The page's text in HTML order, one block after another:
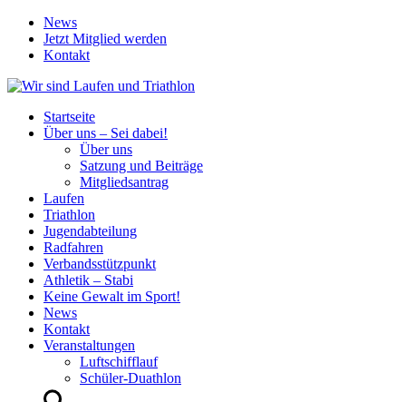
News
Jetzt Mitglied werden
Kontakt
Startseite
Über uns – Sei dabei!
Über uns
Satzung und Beiträge
Mitgliedsantrag
Laufen
Triathlon
Jugendabteilung
Radfahren
Verbandsstützpunkt
Athletik – Stabi
Keine Gewalt im Sport!
News
Kontakt
Veranstaltungen
Luftschifflauf
Schüler-Duathlon